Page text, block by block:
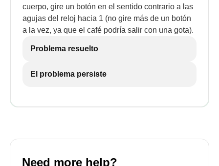
cuerpo, gire un botón en el sentido contrario a las
agujas del reloj hacia 1 (no gire más de un botón
a la vez, ya que el café podría salir con una gota).
Problema resuelto
El problema persiste
Need more help?